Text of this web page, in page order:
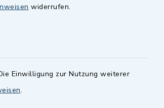
widerrufen.
Einwilligung zur Nutzung weiterer
.